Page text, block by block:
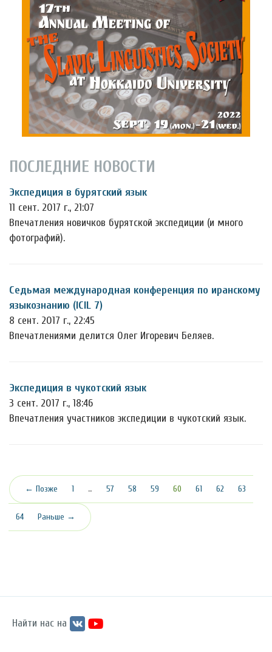
ПОСЛЕДНИЕ НОВОСТИ
Экспедиция в бурятский язык
11 сент. 2017 г., 21:07
Впечатления новичков бурятской экспедиции (и много
фотографий).
Седьмая международная конференция по иранскому
языкознанию (ICIL 7)
8 сент. 2017 г., 22:45
Впечатлениями делится Олег Игоревич Беляев.
Экспедиция в чукотский язык
3 сент. 2017 г., 18:46
Впечатления участников экспедиции в чукотский язык.
← Позже 1 … 57 58 59 60 (текущая)
61 62 63
64 Раньше →
Найти нас на